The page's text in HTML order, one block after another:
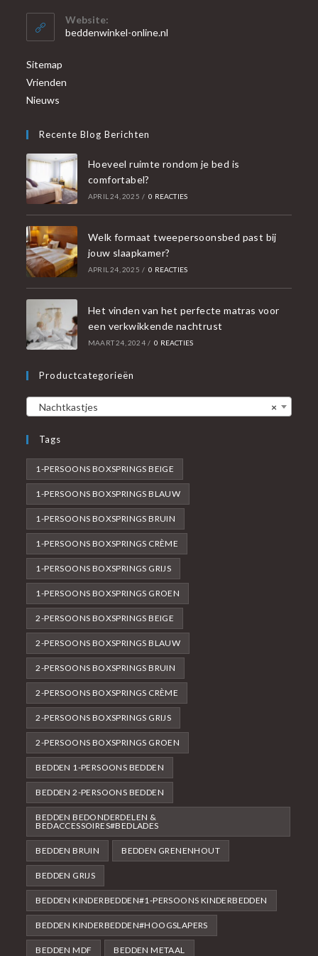
Website:
beddenwinkel-online.nl
Sitemap
Vrienden
Nieuws
Recente Blog Berichten
Hoeveel ruimte rondom je bed is
comfortabel?
APRIL 24, 2025 / 0 REACTIES
Welk formaat tweepersoonsbed past bij
jouw slaapkamer?
APRIL 24, 2025 / 0 REACTIES
Het vinden van het perfecte matras voor
een verkwikkende nachtrust
MAART 24, 2024 / 0 REACTIES
Productcategorieën
×
Nachtkastjes
Tags
1-PERSOONS BOXSPRINGS BEIGE
1-PERSOONS BOXSPRINGS BLAUW
1-PERSOONS BOXSPRINGS BRUIN
1-PERSOONS BOXSPRINGS CRÈME
1-PERSOONS BOXSPRINGS GRIJS
1-PERSOONS BOXSPRINGS GROEN
2-PERSOONS BOXSPRINGS BEIGE
2-PERSOONS BOXSPRINGS BLAUW
2-PERSOONS BOXSPRINGS BRUIN
2-PERSOONS BOXSPRINGS CRÈME
2-PERSOONS BOXSPRINGS GRIJS
2-PERSOONS BOXSPRINGS GROEN
BEDDEN 1-PERSOONS BEDDEN
BEDDEN 2-PERSOONS BEDDEN
BEDDEN BEDONDERDELEN &
BEDACCESSOIRES#BEDLADES
BEDDEN BRUIN BEDDEN GRENENHOUT
BEDDEN GRIJS
BEDDEN KINDERBEDDEN#1-PERSOONS KINDERBEDDEN
BEDDEN KINDERBEDDEN#HOOGSLAPERS
BEDDEN MDF BEDDEN METAAL